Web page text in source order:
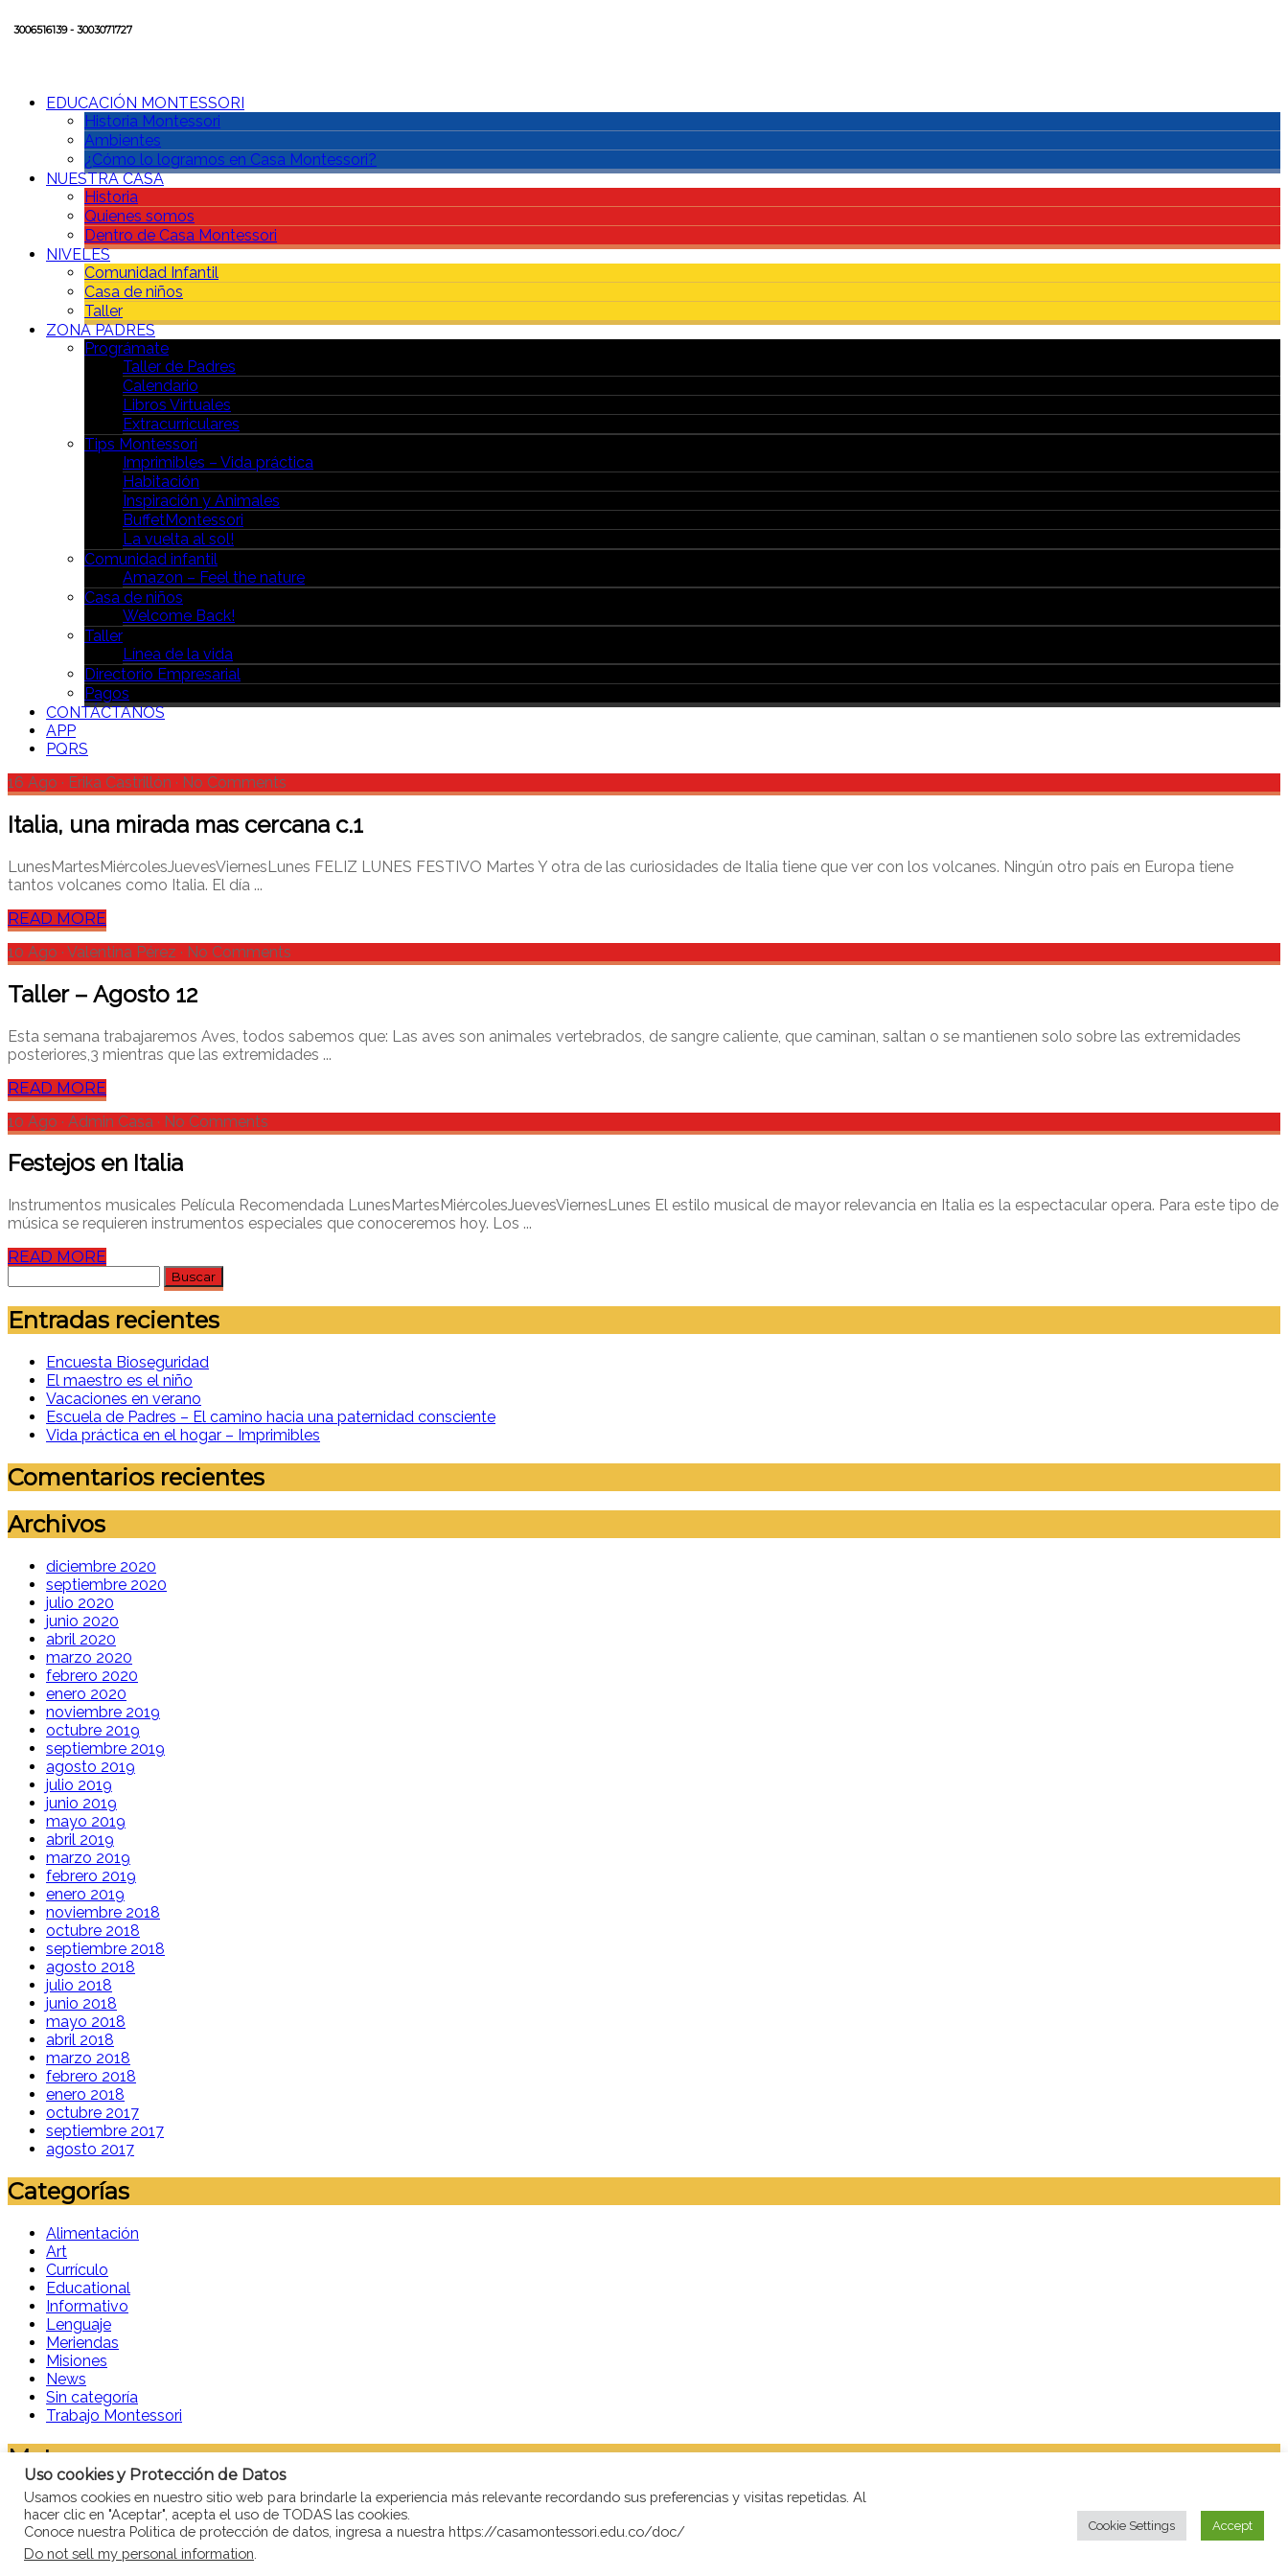
3006516139 - 3003071727
EDUCACIÓN MONTESSORI
Historia Montessori
Ambientes
¿Cómo lo logramos en Casa Montessori?
NUESTRA CASA
Historia
Quienes somos
Dentro de Casa Montessori
NIVELES
Comunidad Infantil
Casa de niños
Taller
ZONA PADRES
Prográmate
Taller de Padres
Calendario
Libros Virtuales
Extracurriculares
Tips Montessori
Imprimibles – Vida práctica
Habitación
Inspiración y Animales
BuffetMontessori
La vuelta al sol!
Comunidad infantil
Amazon – Feel the nature
Casa de niños
Welcome Back!
Taller
Línea de la vida
Directorio Empresarial
Pagos
CONTÁCTANOS
APP
PQRS
16 Ago · Erika Castrillón · No Comments
Italia, una mirada mas cercana c.1
LunesMartesMiércolesJuevesViernesLunes FELIZ LUNES FESTIVO Martes Y otra de las curiosidades de Italia tiene que ver con los volcanes. Ningún otro país en Europa tiene
tantos volcanes como Italia. El día ...
READ MORE
10 Ago · Valentina Pérez · No Comments
Taller – Agosto 12
Esta semana trabajaremos Aves, todos sabemos que: Las aves son animales vertebrados, de sangre caliente, que caminan, saltan o se mantienen solo sobre las extremidades
posteriores,3​ mientras que las extremidades ...
READ MORE
10 Ago · Admin Casa · No Comments
Festejos en Italia
Instrumentos musicales Película Recomendada LunesMartesMiércolesJuevesViernesLunes El estilo musical de mayor relevancia en Italia es la espectacular opera. Para este tipo de
música se requieren instrumentos especiales que conoceremos hoy. Los ...
READ MORE
Entradas recientes
Encuesta Bioseguridad
El maestro es el niño
Vacaciones en verano
Escuela de Padres – El camino hacia una paternidad consciente
Vida práctica en el hogar – Imprimibles
Comentarios recientes
Archivos
diciembre 2020
septiembre 2020
julio 2020
junio 2020
abril 2020
marzo 2020
febrero 2020
enero 2020
noviembre 2019
octubre 2019
septiembre 2019
agosto 2019
julio 2019
junio 2019
mayo 2019
abril 2019
marzo 2019
febrero 2019
enero 2019
noviembre 2018
octubre 2018
septiembre 2018
agosto 2018
julio 2018
junio 2018
mayo 2018
abril 2018
marzo 2018
febrero 2018
enero 2018
octubre 2017
septiembre 2017
agosto 2017
Categorías
Alimentación
Art
Currículo
Educational
Informativo
Lenguaje
Meriendas
Misiones
News
Sin categoría
Trabajo Montessori
Meta
Acceder
Feed de entradas
Feed de comentarios
WordPress.org
Uso cookies y Protección de Datos
Usamos cookies en nuestro sitio web para brindarle la experiencia más relevante recordando sus preferencias y visitas repetidas. Al
hacer clic en "Aceptar", acepta el uso de TODAS las cookies.
Conoce nuestra Politica de protección de datos, ingresa a nuestra https://casamontessori.edu.co/doc/
Do not sell my personal information
Cookie Settings Accept